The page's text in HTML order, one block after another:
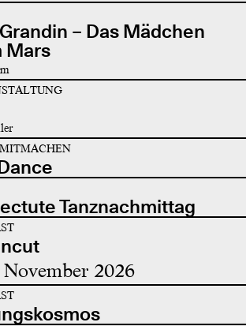
– Das Mädchen
Mars
Tanznachmittag
November 2026